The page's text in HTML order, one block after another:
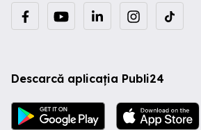
Descarcă aplicația Publi24